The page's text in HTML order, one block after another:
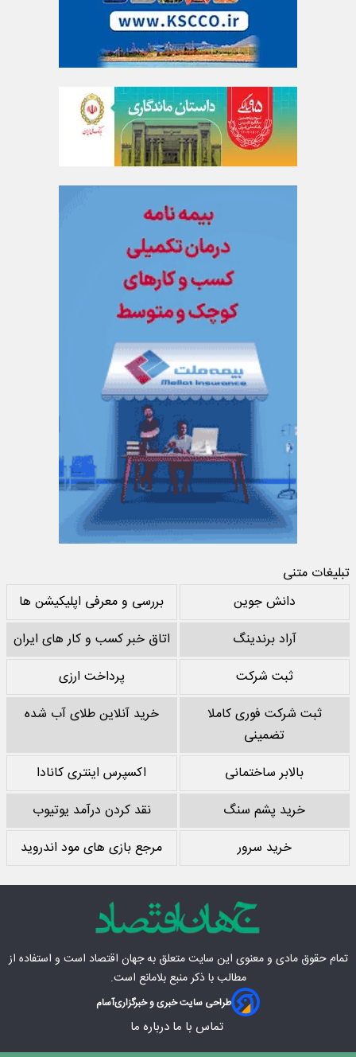
تبلیغات متنی
دانش جوین
بررسی و معرفی اپلیکیشن ها
آراد برندینگ
اتاق خبر کسب و کار های ایران
ثبت شرکت
پرداخت ارزی
ثبت شرکت فوری کاملا
تضمینی
خرید آنلاین طلای آب شده
بالابر ساختمانی
اکسپرس اینتری کانادا
خرید پشم سنگ
نقد کردن درآمد یوتیوب
خرید سرور
مرجع بازی های مود اندروید
تمام حقوق مادی‌ و معنوی این سایت متعلق بهجهان اقتصاد است و استفاده از
مطالب با ذکر منبع بلامانع است.
طراحی سایت خبری و خبرگزاریآسام
تماس با ما درباره ما